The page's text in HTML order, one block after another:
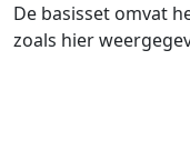
De basisset omvat
zoals hier